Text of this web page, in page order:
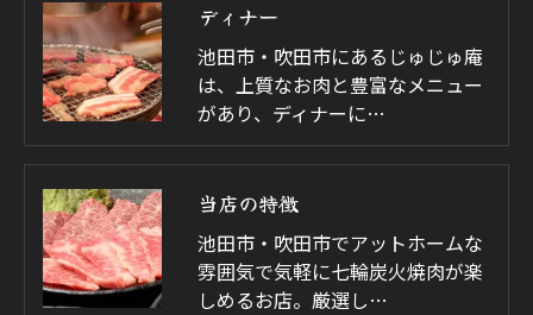
ディナー
池田市・吹田市にあるじゅじゅ庵
は、上質なお肉と豊富なメニュー
があり、ディナーに…
当店の特徴
池田市・吹田市でアットホームな
雰囲気で気軽に七輪炭火焼肉が楽
しめるお店。厳選し…